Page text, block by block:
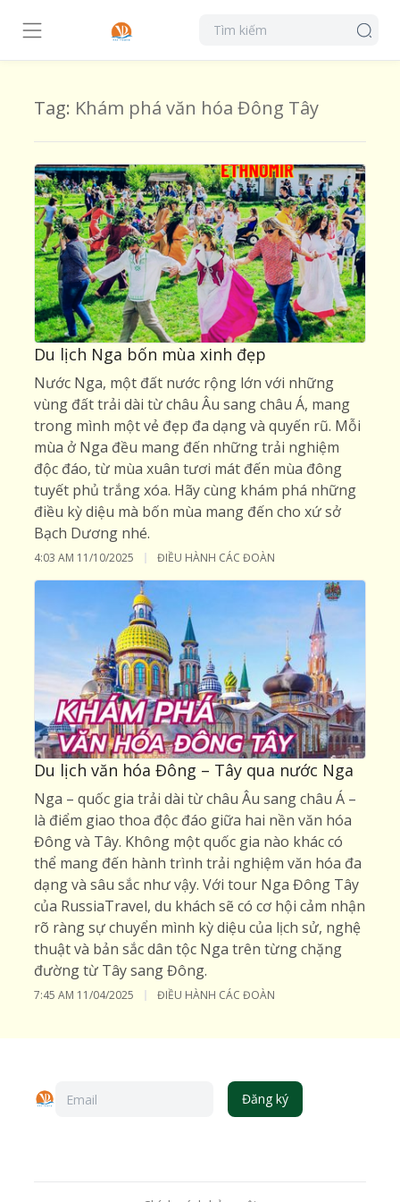
Tag: Khám phá văn hóa Đông Tây
Du lịch Nga bốn mùa xinh đẹp
Nước Nga, một đất nước rộng lớn với những
vùng đất trải dài từ châu Âu sang châu Á, mang
trong mình một vẻ đẹp đa dạng và quyến rũ. Mỗi
mùa ở Nga đều mang đến những trải nghiệm
độc đáo, từ mùa xuân tươi mát đến mùa đông
tuyết phủ trắng xóa. Hãy cùng khám phá những
điều kỳ diệu mà bốn mùa mang đến cho xứ sở
Bạch Dương nhé.
4:03 AM 11/10/2025 ĐIỀU HÀNH CÁC ĐOÀN
Du lịch văn hóa Đông – Tây qua nước Nga
Nga – quốc gia trải dài từ châu Âu sang châu Á –
là điểm giao thoa độc đáo giữa hai nền văn hóa
Đông và Tây. Không một quốc gia nào khác có
thể mang đến hành trình trải nghiệm văn hóa đa
dạng và sâu sắc như vậy. Với tour Nga Đông Tây
của RussiaTravel, du khách sẽ có cơ hội cảm nhận
rõ ràng sự chuyển mình kỳ diệu của lịch sử, nghệ
thuật và bản sắc dân tộc Nga trên từng chặng
đường từ Tây sang Đông.
7:45 AM 11/04/2025 ĐIỀU HÀNH CÁC ĐOÀN
Đăng ký